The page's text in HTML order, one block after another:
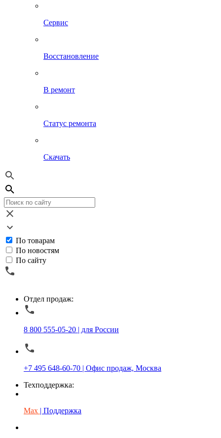
Сервис
Восстановление
В ремонт
Статус ремонта
Скачать
По товарам
По новостям
По сайту
Отдел продаж:
8 800 555-05-20 | для России
+7 495 648-60-70 | Офис продаж, Москва
Техподдержка:
Max | Поддержка